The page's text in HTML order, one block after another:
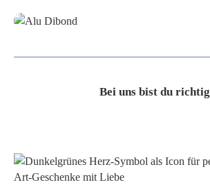
Bei uns bist du richtig